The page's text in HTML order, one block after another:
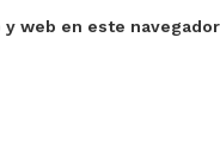
web en este